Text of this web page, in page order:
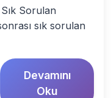
Sorulan
sık sorulan
Devamını
Oku